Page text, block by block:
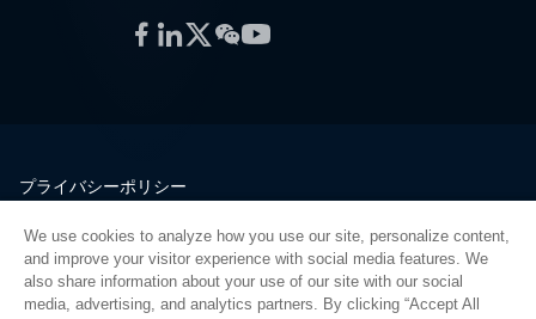
Facebook
LinkedIn
Twitter
WeChat
YouTube
プライバシーポリシー
品質
サイトマップ
サプライヤーポータル
We use cookies to analyze how you use our site, personalize content,
and improve your visitor experience with social media features. We
also share information about your use of our site with our social
media, advertising, and analytics partners. By clicking “Accept All